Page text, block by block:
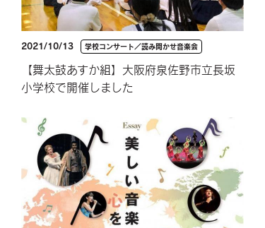
2021/10/13 学校コンサート／読み聞かせ音楽会
【舞太鼓あすか組】大阪府泉佐野市立長坂
小学校で開催しました